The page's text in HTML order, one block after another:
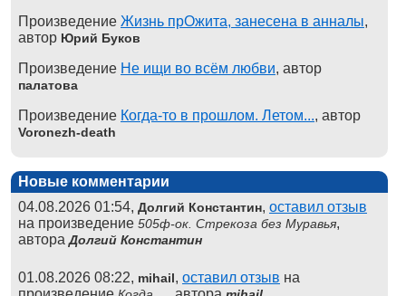
Произведение Жизнь прОжита, занесена в анналы,
автор Юрий Буков
Произведение Не ищи во всём любви, автор
палатова
Произведение Когда-то в прошлом. Летом..., автор
Voronezh-death
Новые комментарии
04.08.2026 01:54, Долгий Константин, оставил отзыв
на произведение 505ф-ок. Стрекоза без Муравья,
автораДолгий Константин
01.08.2026 08:22, mihail, оставил отзыв на